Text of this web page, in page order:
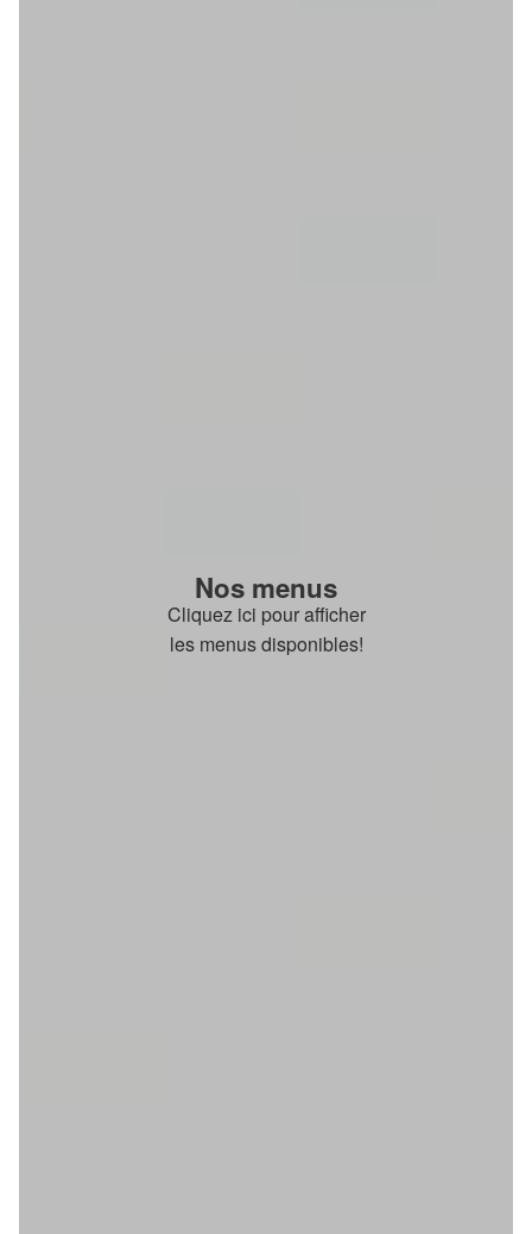
Nos menus
Cliquez ici pour afficher
les menus disponibles!